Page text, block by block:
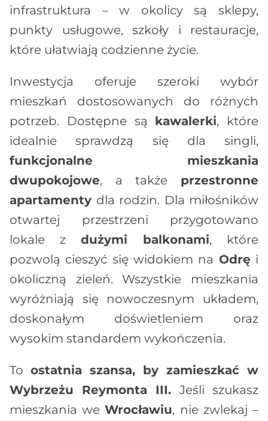
infrastruktura – w okolicy są sklepy,
punkty usługowe, szkoły i restauracje,
które ułatwiają codzienne życie.
Inwestycja oferuje szeroki wybór
mieszkań dostosowanych do różnych
potrzeb. Dostępne są kawalerki, które
idealnie sprawdzą się dla singli,
funkcjonalne mieszkania
dwupokojowe, a także przestronne
apartamenty dla rodzin. Dla miłośników
otwartej przestrzeni przygotowano
lokale z dużymi balkonami, które
pozwolą cieszyć się widokiem na Odrę i
okoliczną zieleń. Wszystkie mieszkania
wyróżniają się nowoczesnym układem,
doskonałym doświetleniem oraz
wysokim standardem wykończenia.
To ostatnia szansa, by zamieszkać w
Wybrzeżu Reymonta III. Jeśli szukasz
mieszkania weWrocławiu, nie zwlekaj –